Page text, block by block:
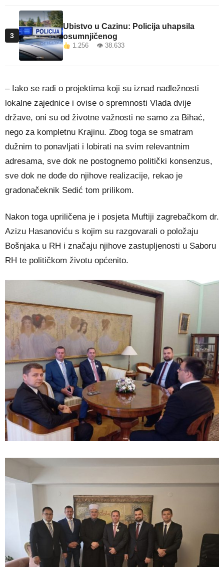
3
Ubistvo u Cazinu: Policija uhapsila
osumnjičenog
1.256 👁 38.633
– Iako se radi o projektima koji su iznad nadležnosti
lokalne zajednice i ovise o spremnosti Vlada dvije
države, oni su od životne važnosti ne samo za Bihać,
nego za kompletnu Krajinu. Zbog toga se smatram
dužnim to ponavljati i lobirati na svim relevantnim
adresama, sve dok ne postognemo politički konsenzus,
sve dok ne dođe do njihove realizacije, rekao je
gradonačeknik Sedić tom prilikom.
Nakon toga upriličena je i posjeta Muftiji zagrebačkom dr.
Azizu Hasanoviću s kojim su razgovarali o položaju
Bošnjaka u RH i značaju njihove zastupljenosti u Saboru
RH te političkom životu općenito.